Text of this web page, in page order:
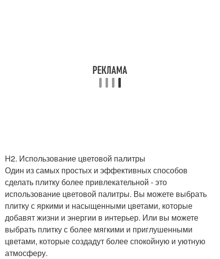
H2. Использование цветовой палитры
Один из самых простых и эффективных способов
сделать плитку более привлекательной - это
использование цветовой палитры. Вы можете выбрать
плитку с яркими и насыщенными цветами, которые
добавят жизни и энергии в интерьер. Или вы можете
выбрать плитку с более мягкими и приглушенными
цветами, которые создадут более спокойную и уютную
атмосферу.